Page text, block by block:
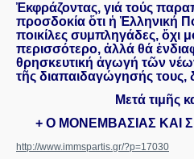
Ἐκφράζοντας, γιά τούς
προσδοκία ὅτι ἡ Ἑλληνική
ποικίλες συμπληγάδες, ὄχι
περισσότερο, ἀλλά θά
θρησκευτική ἀγωγή τῶν
τῆς διαπαιδαγώγησής τους,
Μετά τιμῆς
+ Ο ΜΟΝΕΜΒΑΣΙΑΣ ΚΑΙ
http://www.immspartis.gr/?p=17030